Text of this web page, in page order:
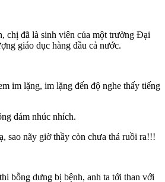
chị đã là sinh viên của một trường Đại
giáo dục hàng đầu cả nước.
im lặng, im lặng đến độ nghe thấy tiếng
dám nhúc nhích.
sao nãy giờ thầy còn chưa thả ruồi ra!!!
bỗng dưng bị bệnh, anh ta tới than với